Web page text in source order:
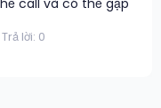
Trả lời: 0